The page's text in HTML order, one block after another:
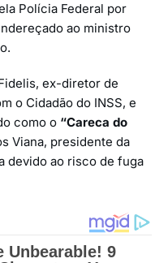
Polícia Federal por
ao ministro
ex-diretor de
o Cidadão do INSS, e
como o “Careca do
Viana, presidente da
devido ao risco de fuga